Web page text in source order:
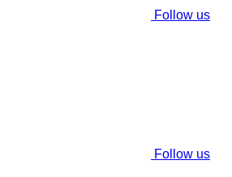
Follow us
Follow us